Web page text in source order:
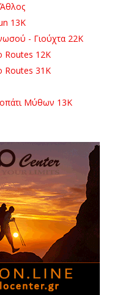
13K
- Γιούχτα 22Κ
Routes 12K
Routes 31K
Μύθων 13Κ